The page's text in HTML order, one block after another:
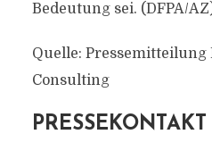
Bedeutung sei. (DFPA/
Quelle:
Consulting
PRESSEKONTAKT